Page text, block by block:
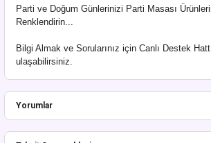
Parti ve Doğum Günlerinizi Parti Masası
Renklendirin...
Bilgi Almak ve Sorularınız için Canlı Destek
ulaşabilirsiniz.
Yorumlar